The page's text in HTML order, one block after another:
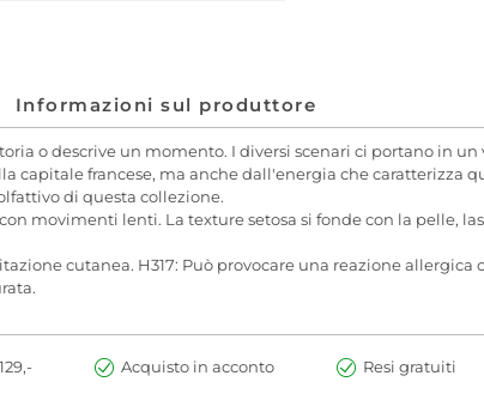
Informazioni sul produttore
o descrive un momento. I diversi scenari ci portano in
capitale francese, ma anche dall'energia che caratterizza
di questa collezione.
movimenti lenti. La texture setosa si fonde con la pelle,
cutanea. H317: Può provocare una reazione allergica
Acquisto in acconto Resi gratuiti